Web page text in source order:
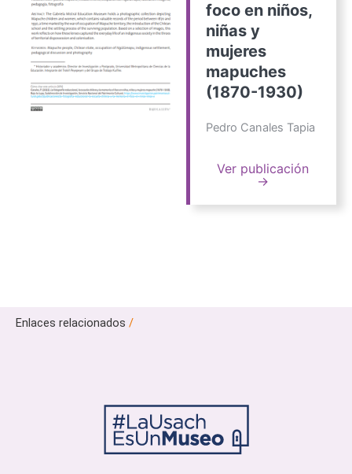
foco en niños,
niñas y
mujeres
mapuches
(1870-1930)
Pedro Canales Tapia
Ver publicación
→
Enlaces relacionados /